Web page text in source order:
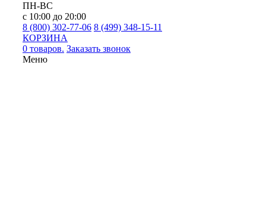
ПН-ВС
с 10:00 до 20:00
8 (800) 302-77-06 8 (499) 348-15-11
КОРЗИНА
0 товаров. Заказать звонок
Меню